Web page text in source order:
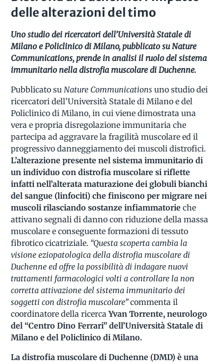
delle alterazioni del timo
Uno studio dei ricercatori dell’Università Statale di
Milano e Policlinico di Milano, pubblicato su Nature
Communications, prende in analisi il ruolo del sistema
immunitario nella distrofia muscolare di Duchenne.
Pubblicato su Nature Communications uno studio dei
ricercatori dell’Università Statale di Milano e del
Policlinico di Milano, in cui viene dimostrata una
vera e propria disregolazione immunitaria che
partecipa ad aggravare la fragilità muscolare ed il
progressivo danneggiamento dei muscoli distrofici.
L’alterazione presente nel sistema immunitario di
un individuo con distrofia muscolare si riflette
infatti nell’alterata maturazione dei globuli bianchi
del sangue (linfociti) che finiscono per migrare nei
muscoli rilasciando sostanze infiammatorie che
attivano segnali di danno con riduzione della massa
muscolare e conseguente formazioni di tessuto
fibrotico cicatriziale. “Questa scoperta cambia la
visione eziopatologica della distrofia muscolare di
Duchenne ed offre la possibilità di indagare nuovi
trattamenti farmacologici volti a controllare la non
corretta attivazione del sistema immunitario dei
soggetti con distrofia muscolare”commenta il
coordinatore della ricercaYvan Torrente, neurologo
del “Centro Dino Ferrari” dell’Università Statale di
Milano e del Policlinico di Milano.
La distrofia muscolare di Duchenne (DMD) è una